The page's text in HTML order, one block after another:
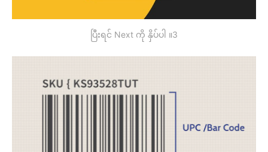
ပြီးရင် Next ကို နှိပ်ပါ ။3